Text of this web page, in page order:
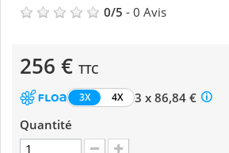
0/5 - 0 Avis
256 € TTC
3X 4X
3 x 86,84 €
Quantité